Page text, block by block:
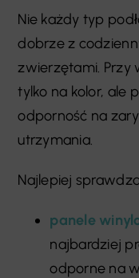
Nie każdy typ
dobrze z
zwierzętami.
tylko na kolor, ale
odporność na
utrzymania.
Najlepiej
panele
najbardziej
odporne na